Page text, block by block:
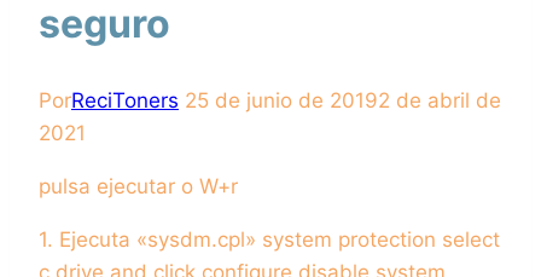
seguro
PorReciToners 25 de junio de 20192 de abril de
2021
pulsa ejecutar o W+r
1. Ejecuta «sysdm.cpl» system protection select